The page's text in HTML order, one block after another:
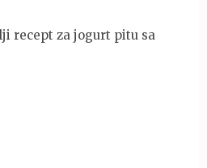
recept za jogurt pitu sa